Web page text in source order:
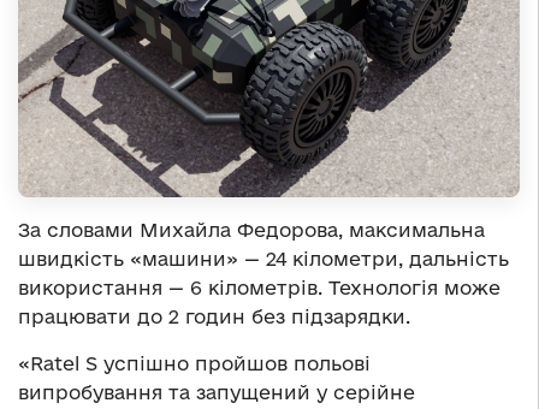
За словами Михайла Федорова, максимальна
швидкість «машини» — 24 кілометри, дальність
використання — 6 кілометрів. Технологія може
працювати до 2 годин без підзарядки.
«Ratel S успішно пройшов польові
випробування та запущений у серійне